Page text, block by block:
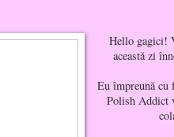
Hello gagici!
această zi
Eu împreună cu
Polish Addict